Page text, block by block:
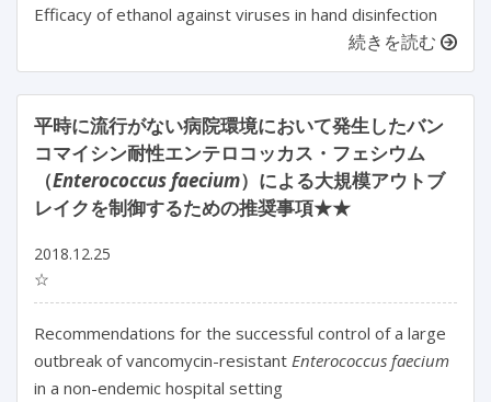
Efficacy of ethanol against viruses in hand disinfection
続きを読む
平時に流行がない病院環境において発生したバン
コマイシン耐性エンテロコッカス・フェシウム
（Enterococcus faecium）による大規模アウトブ
レイクを制御するための推奨事項★★
2018.12.25
☆
Recommendations for the successful control of a large
outbreak of vancomycin-resistant Enterococcus faecium
in a non-endemic hospital setting